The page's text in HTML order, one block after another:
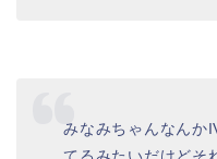
みなみちゃんなんか